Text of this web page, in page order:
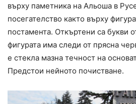
върху паметника на Альоша в
посегателство както върху
постамента. Откъртени са букви
фигурата има следи от прясна
е стекла мазна течност на
Предстои нейното почистване.